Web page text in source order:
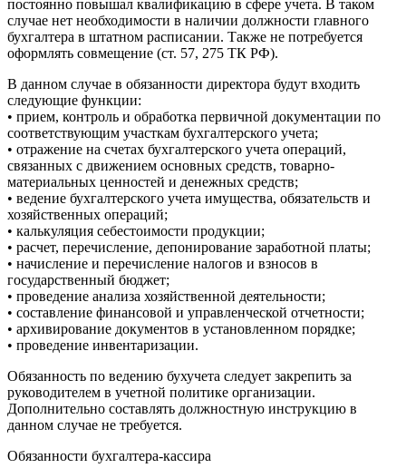
постоянно повышал квалификацию в сфере учета. В таком
случае нет необходимости в наличии должности главного
бухгалтера в штатном расписании. Также не потребуется
оформлять совмещение (ст. 57, 275 ТК РФ).
В данном случае в обязанности директора будут входить
следующие функции:
• прием, контроль и обработка первичной документации по
соответствующим участкам бухгалтерского учета;
• отражение на счетах бухгалтерского учета операций,
связанных с движением основных средств, товарно-
материальных ценностей и денежных средств;
• ведение бухгалтерского учета имущества, обязательств и
хозяйственных операций;
• калькуляция себестоимости продукции;
• расчет, перечисление, депонирование заработной платы;
• начисление и перечисление налогов и взносов в
государственный бюджет;
• проведение анализа хозяйственной деятельности;
• составление финансовой и управленческой отчетности;
• архивирование документов в установленном порядке;
• проведение инвентаризации.
Обязанность по ведению бухучета следует закрепить за
руководителем в учетной политике организации.
Дополнительно составлять должностную инструкцию в
данном случае не требуется.
Обязанности бухгалтера-кассира